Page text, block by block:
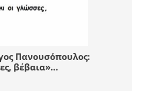
Πανουσόπουλος:
βέβαια»…